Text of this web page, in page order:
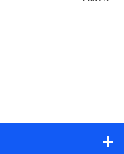
者と被保険者の関
、保険料、保険料
離などの情報、建
改案内等を提供し